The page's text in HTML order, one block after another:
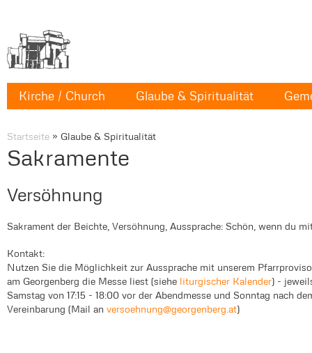
Kirche / Church Glaube & Spiritualität
Startseite » Glaube & Spiritualität
Sakramente
Versöhnung
Sakrament der Beichte, Versöhnung, Aussprache: Schön, wenn du
Kontakt:
Nutzen Sie die Möglichkeit zur Aussprache mit unserem
am Georgenberg die Messe liest (siehe liturgischer Kalender) -
Samstag von 17:15 - 18:00 vor der Abendmesse und Sonntag nach
Vereinbarung (Mail an versoehnung@georgenberg.at)